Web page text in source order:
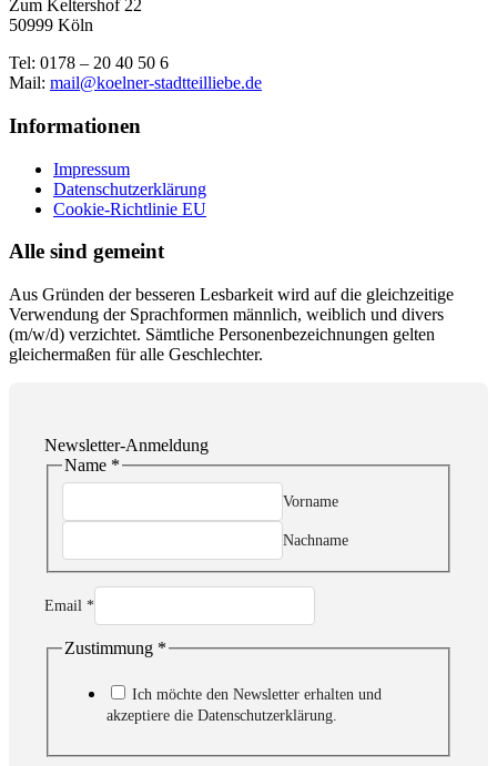
Zum Keltershof 22
50999 Köln
Tel: 0178 – 20 40 50 6
Mail: mail@koelner-stadtteilliebe.de
Informationen
Impressum
Datenschutzerklärung
Cookie-Richtlinie EU
Alle sind gemeint
Aus Gründen der besseren Lesbarkeit wird auf die gleichzeitige
Verwendung der Sprachformen männlich, weiblich und divers
(m/w/d) verzichtet. Sämtliche Personenbezeichnungen gelten
gleichermaßen für alle Geschlechter.
Newsletter-Anmeldung
Name *
Vorname
Nachname
Zustimmung
Name
Email *
Zustimmung *
Ich möchte den Newsletter erhalten und
akzeptiere die Datenschutzerklärung.